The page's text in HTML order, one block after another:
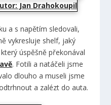
a s napětím sledovali,
vykresluje shelf, jaký
úspěšně překonával
. Fotili a natáčeli jsme
dlouho a museli jsme
a zalézt do auta.